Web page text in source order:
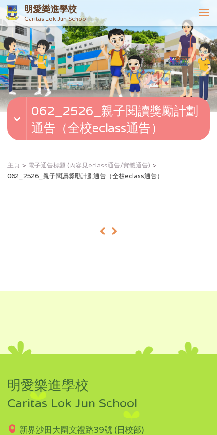
明愛樂進學校
Caritas Lok Jun School
T
o
g
g
l
e
n
v
062_2526_親子閱讀獎勵計劃
通告（全校eclass通告）
主頁
電子通告標題 (內容見eclass通告/實體通告)
062_2526_親子閱讀獎勵計劃通告（全校eclass通告）
« »
明愛樂進學校
Caritas Lok Jun School
新界沙田大圍文禮路39號 (日校部)